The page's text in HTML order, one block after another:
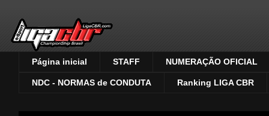
Página inicial STAFF NUMERAÇÃO OFICIAL
NDC - NORMAS de CONDUTA Ranking LIGA CBR